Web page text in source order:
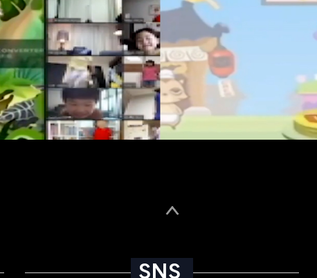
이메일주소, 아이핀번호>
하게 되었을 때에는 지체없이 해당 개인정보를 파기합니다.
자의 승인을 받아 개인정보를 파기합니다.
SNS